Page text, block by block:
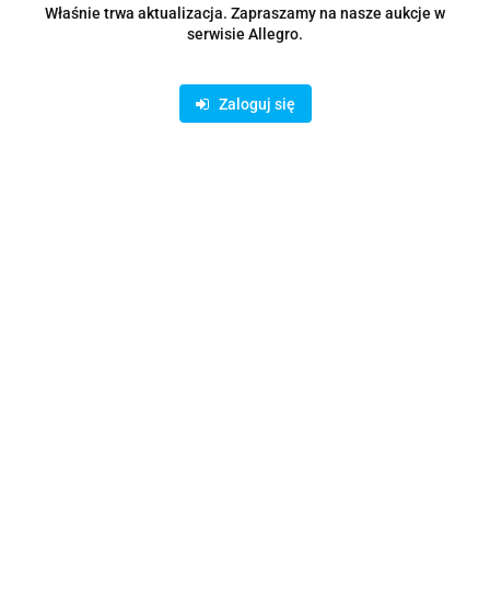
Właśnie trwa aktualizacja. Zapraszamy na nasze aukcje w
serwisie Allegro.
Zaloguj się